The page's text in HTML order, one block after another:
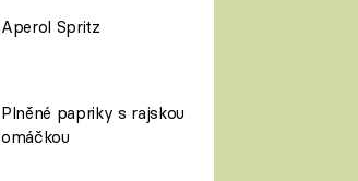
Aperol Spritz
Plněné papriky s rajskou
omáčkou